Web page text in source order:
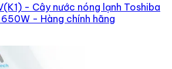
- Cây nước nóng lạnh Toshiba
- Hàng chính hãng